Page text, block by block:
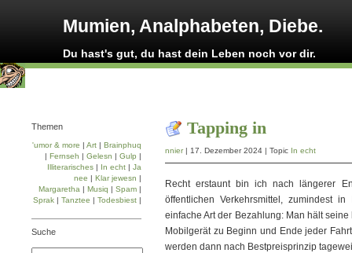
Mumien, Analphabeten, Diebe.
Du hast's gut, du hast dein Leben noch vor dir.
Tapping in
nnier| 17. Dezember 2024 | Topic In echt
Recht erstaunt bin ich nach längerer
öffentlichen Verkehrsmittel, zumindest
einfache Art der Bezahlung: Man hält
Mobilgerät zu Beginn und Ende jeder
werden dann nach Bestpreisprinzip
Themen
'umor & more | Art | Brainphuq
| Fernseh | Gelesn | Gulp |
Illiterarisches | In echt | Ja
nee | Klar jewesn |
Margaretha | Musiq | Spam |
Sprak | Tanztee | Todesbiest |
Suche